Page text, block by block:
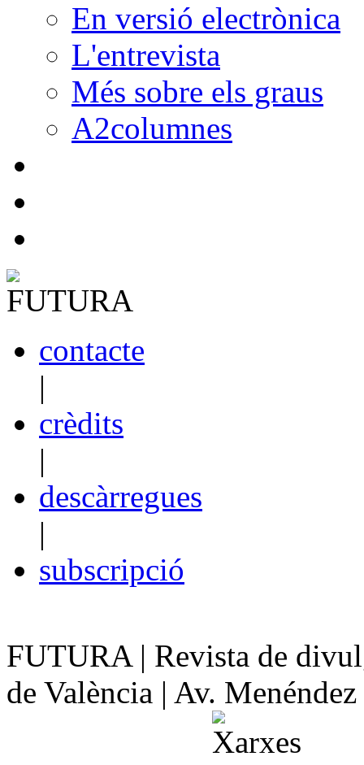
En versió electrònica
L'entrevista
Més sobre els graus
A2columnes
contacte
|
crèdits
|
descàrregues
|
subscripció
FUTURA | Revista de
de València | Av.